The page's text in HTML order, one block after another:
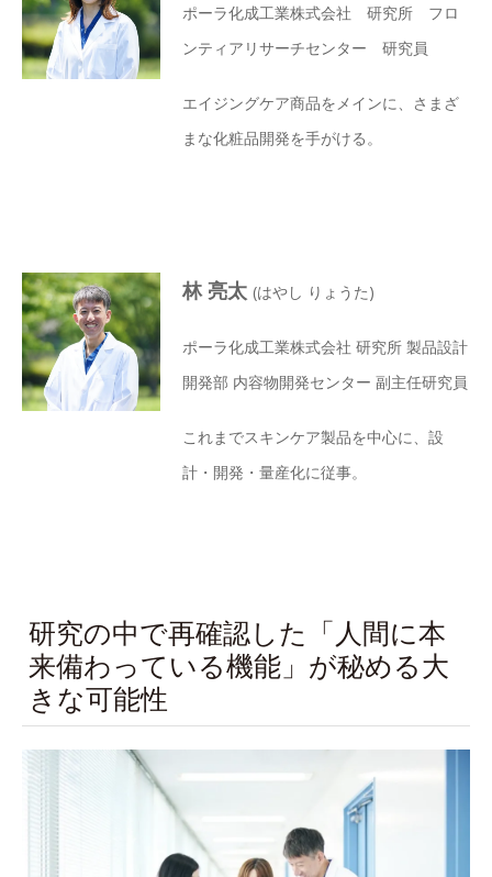
ポーラ化成工業株式会社 研究所 フロ
ンティアリサーチセンター 研究員
エイジングケア商品をメインに、さまざ
まな化粧品開発を手がける。
林 亮太 (はやし りょうた)
ポーラ化成工業株式会社 研究所 製品設計
開発部 内容物開発センター 副主任研究員
これまでスキンケア製品を中心に、設
計・開発・量産化に従事。
研究の中で再確認した「人間に本
来備わっている機能」が秘める大
きな可能性